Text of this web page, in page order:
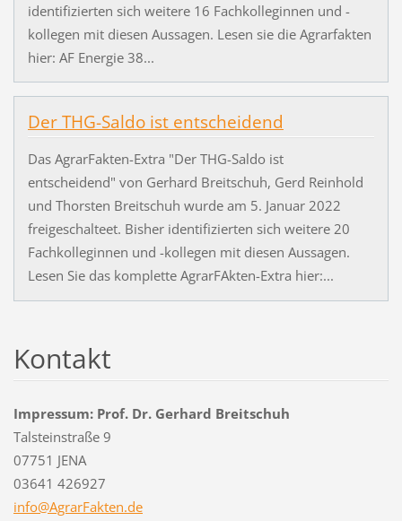
identifizierten sich weitere 16 Fachkolleginnen und -
kollegen mit diesen Aussagen. Lesen sie die Agrarfakten
hier: AF Energie 38...
Der THG-Saldo ist entscheidend
Das AgrarFakten-Extra "Der THG-Saldo ist
entscheidend" von Gerhard Breitschuh, Gerd Reinhold
und Thorsten Breitschuh wurde am 5. Januar 2022
freigeschalteet. Bisher identifizierten sich weitere 20
Fachkolleginnen und -kollegen mit diesen Aussagen.
Lesen Sie das komplette AgrarFAkten-Extra hier:...
Kontakt
Impressum: Prof. Dr. Gerhard Breitschuh
Talsteinstraße 9
07751 JENA
03641 426927
info@AgrarFakten.de